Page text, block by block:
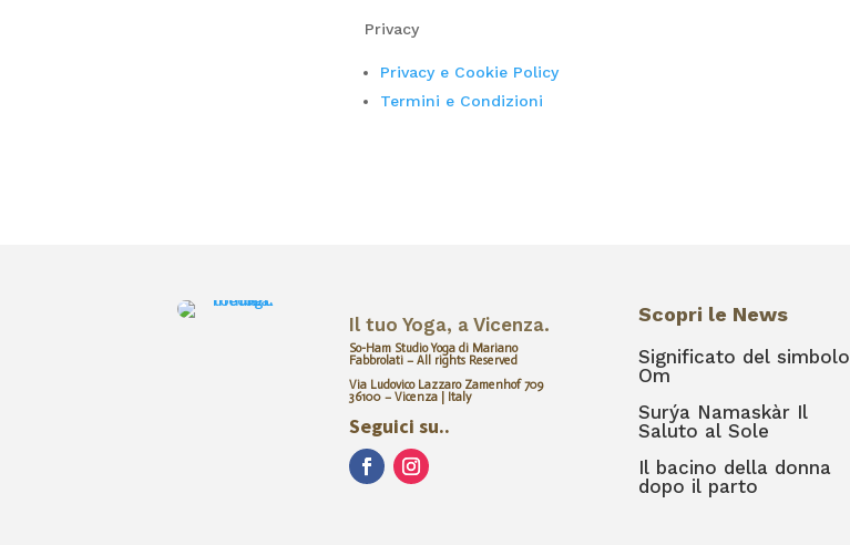
Privacy
Privacy e Cookie Policy
Termini e Condizioni
Il tuo Yoga, a Vicenza.
So-Ham Studio Yoga di Mariano
Fabbrolati – All rights Reserved
Via Ludovico Lazzaro Zamenhof 709
36100 – Vicenza | Italy
Seguici su..
Scopri le News
Significato del simbolo
Om
Surýa Namaskàr Il
Saluto al Sole
Il bacino della donna
dopo il parto